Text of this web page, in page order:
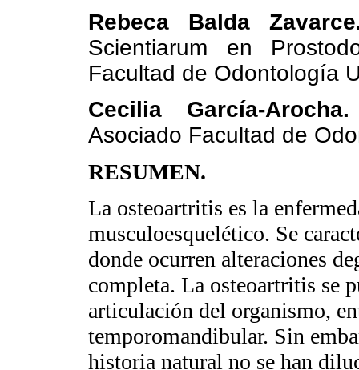
Rebeca Balda
Scientiarum en
Facultad de Odontología
Cecilia García-
Asociado Facultad de
RESUMEN.
La osteoartritis es la
musculoesquelético. Se
donde ocurren alteraciones
completa. La osteoartritis se
articulación del organismo,
temporomandibular. Sin
historia natural no se han